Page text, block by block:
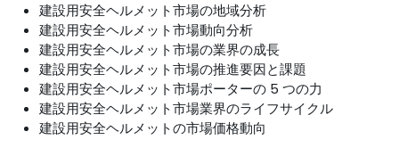
建設用安全ヘルメット市場の地域分析
建設用安全ヘルメット市場動向分析
建設用安全ヘルメット市場の業界の成長
建設用安全ヘルメット市場の推進要因と課題
建設用安全ヘルメット市場ポーターの 5 つの力
建設用安全ヘルメット市場業界のライフサイクル
建設用安全ヘルメットの市場価格動向